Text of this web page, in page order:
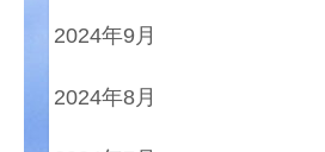
2024年9月
2024年8月